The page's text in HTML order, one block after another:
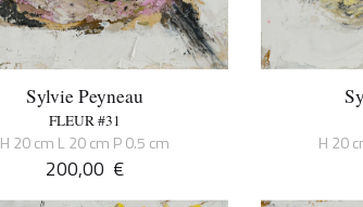
Sylvie Peyneau
FLEUR #31
H 20 cm L 20 cm P 0.5 cm
200,00 €
H 20